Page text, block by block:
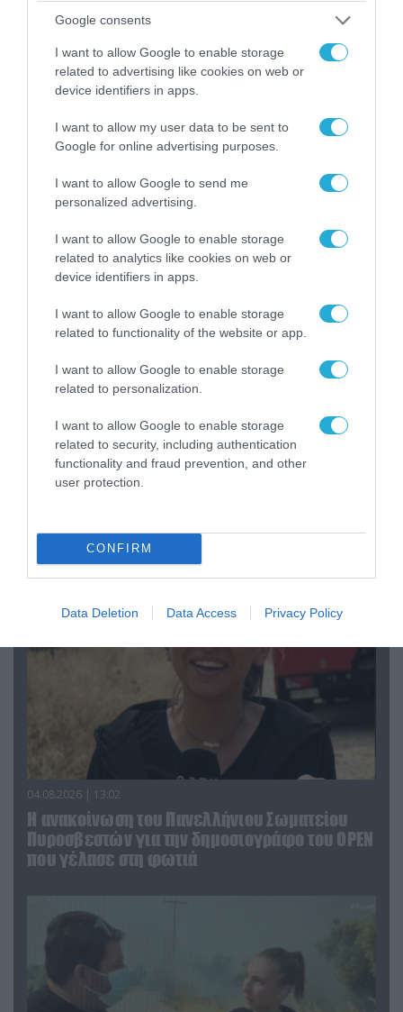
Google consents
I want to allow Google to enable storage
related to advertising like cookies on web or
device identifiers in apps.
I want to allow my user data to be sent to
Google for online advertising purposes.
I want to allow Google to send me
personalized advertising.
I want to allow Google to enable storage
related to analytics like cookies on web or
device identifiers in apps.
I want to allow Google to enable storage
related to functionality of the website or app.
I want to allow Google to enable storage
related to personalization.
I want to allow Google to enable storage
related to security, including authentication
functionality and fraud prevention, and other
user protection.
CONFIRM
Data Deletion Data Access Privacy Policy
«Οι εντελώς αθώοι»: Η ανάρτηση του Αρκά για
τα ζώα που χάθηκαν στις πυρκαγιές της
Αττικής (φωτο)
04.08.2026 | 15:02
υπουργό Ι.Βαρβιτσιώτη (φωτο)
04.08.2026 | 13:02
Η ανακοίνωση του Πανελλήνιου Σωματείου
Πυροσβεστών για την δημοσιογράφο του OPEN
που γέλασε στη φωτιά